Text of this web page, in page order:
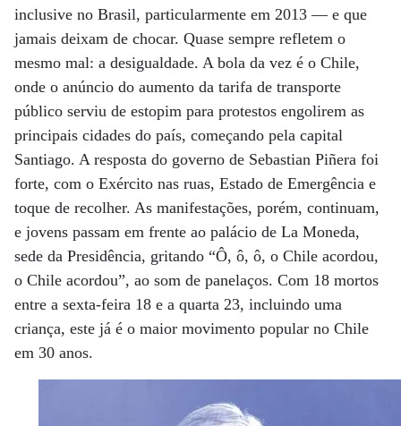
inclusive no Brasil, particularmente em 2013 — e que
jamais deixam de chocar. Quase sempre refletem o
mesmo mal: a desigualdade. A bola da vez é o Chile,
onde o anúncio do aumento da tarifa de transporte
público serviu de estopim para protestos engolirem as
principais cidades do país, começando pela capital
Santiago. A resposta do governo de Sebastian Piñera foi
forte, com o Exército nas ruas, Estado de Emergência e
toque de recolher. As manifestações, porém, continuam,
e jovens passam em frente ao palácio de La Moneda,
sede da Presidência, gritando “Ô, ô, ô, o Chile acordou,
o Chile acordou”, ao som de panelaços. Com 18 mortos
entre a sexta-feira 18 e a quarta 23, incluindo uma
criança, este já é o maior movimento popular no Chile
em 30 anos.